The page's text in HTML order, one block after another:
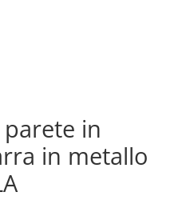
in
in metallo